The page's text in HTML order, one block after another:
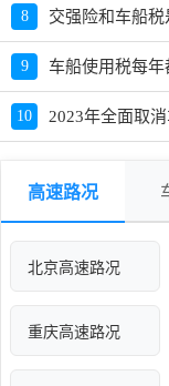
8
9 车船使用税每
10
高速路况
北京高速路况
重庆高速路况